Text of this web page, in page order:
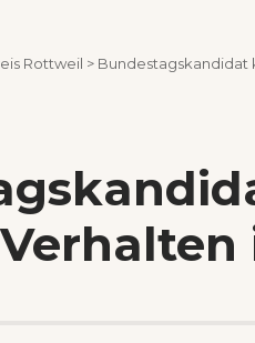
Rottweil > Bundestagskandidat